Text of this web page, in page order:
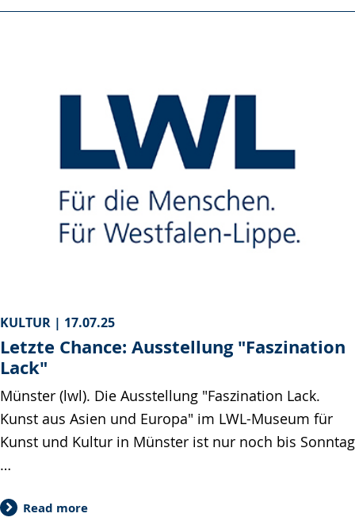
KULTUR | 17.07.25
Letzte Chance: Ausstellung "Faszination
Lack"
Münster (lwl). Die Ausstellung "Faszination Lack.
Kunst aus Asien und Europa" im LWL-Museum für
Kunst und Kultur in Münster ist nur noch bis Sonntag
…
Read more